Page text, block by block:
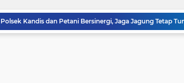
Babinsa Kopda Dedi Irawan Melakukan Pendampingan